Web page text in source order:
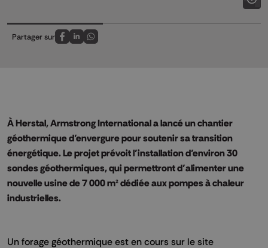
Partager sur
Partagez sur FaceBook
Partagez sur LinkedIn
Partagez sur Whatsapp
À Herstal, Armstrong International a lancé un chantier
géothermique d’envergure pour soutenir sa transition
énergétique. Le projet prévoit l’installation d’environ 30
sondes géothermiques, qui permettront d’alimenter une
nouvelle usine de 7 000 m² dédiée aux pompes à chaleur
industrielles.
Un forage géothermique est en cours sur le site